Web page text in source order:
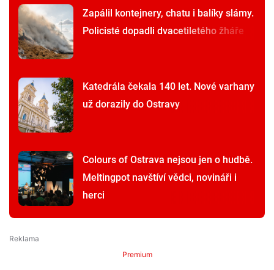
Zapálil kontejnery, chatu i balíky slámy.
Policisté dopadli dvacetiletého žháře
Katedrála čekala 140 let. Nové varhany
už dorazily do Ostravy
Colours of Ostrava nejsou jen o hudbě.
Meltingpot navštíví vědci, novináři i
herci
Premium